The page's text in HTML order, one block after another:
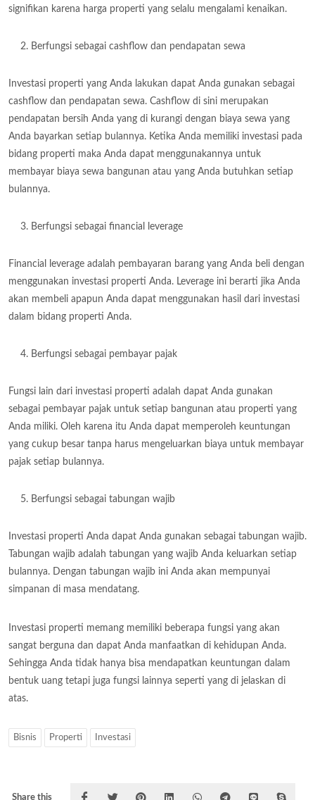
signifikan karena harga properti yang selalu mengalami kenaikan.
Berfungsi sebagai cashflow dan pendapatan sewa
Investasi properti yang Anda lakukan dapat Anda gunakan sebagai
cashflow dan pendapatan sewa. Cashflow di sini merupakan
pendapatan bersih Anda yang di kurangi dengan biaya sewa yang
Anda bayarkan setiap bulannya. Ketika Anda memiliki investasi pada
bidang properti maka Anda dapat menggunakannya untuk
membayar biaya sewa bangunan atau yang Anda butuhkan setiap
bulannya.
Berfungsi sebagai financial leverage
Financial leverage adalah pembayaran barang yang Anda beli dengan
menggunakan investasi properti Anda. Leverage ini berarti jika Anda
akan membeli apapun Anda dapat menggunakan hasil dari investasi
dalam bidang properti Anda.
Berfungsi sebagai pembayar pajak
Fungsi lain dari investasi properti adalah dapat Anda gunakan
sebagai pembayar pajak untuk setiap bangunan atau properti yang
Anda miliki. Oleh karena itu Anda dapat memperoleh keuntungan
yang cukup besar tanpa harus mengeluarkan biaya untuk membayar
pajak setiap bulannya.
Berfungsi sebagai tabungan wajib
Investasi properti Anda dapat Anda gunakan sebagai tabungan wajib.
Tabungan wajib adalah tabungan yang wajib Anda keluarkan setiap
bulannya. Dengan tabungan wajib ini Anda akan mempunyai
simpanan di masa mendatang.
Investasi properti memang memiliki beberapa fungsi yang akan
sangat berguna dan dapat Anda manfaatkan di kehidupan Anda.
Sehingga Anda tidak hanya bisa mendapatkan keuntungan dalam
bentuk uang tetapi juga fungsi lainnya seperti yang di jelaskan di
atas.
Bisnis Properti Investasi
Share this